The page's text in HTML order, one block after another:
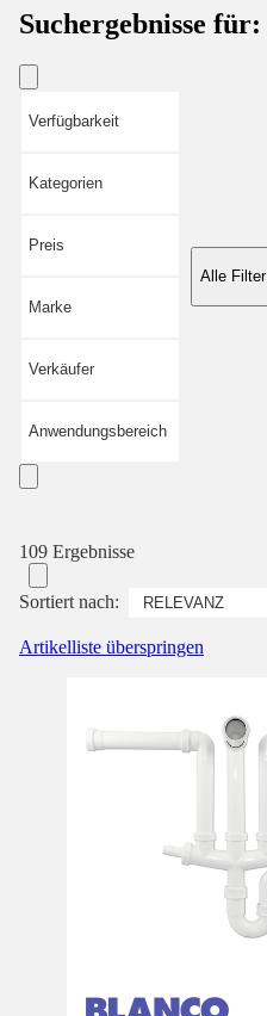
Suchergebnisse für:
Verfügbarkeit
Kategorien
Preis
Marke
Verkäufer
Anwendungsbereich
Alle Filter
109 Ergebnisse
Sortiert nach:
Artikelliste überspringen